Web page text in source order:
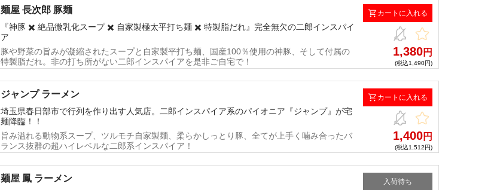
カートに入れる
麺屋 長次郎 豚麺
『神豚 ✖️ 絶品微乳化スープ ✖️ 自家製極太平打ち麺 ✖️ 特製脂だれ』完全無欠の二郎インスパイ
ア
豚や野菜の旨みが凝縮されたスープと自家製平打ち麺、国産100％使用の神豚、そして付属の
特製脂だれ。非の打ち所がない二郎インスパイアを是非ご自宅で！
1,380円
(税込1,490円)
カートに入れる
ジャンプ ラーメン
埼玉県春日部市で行列を作り出す人気店。二郎インスパイア系のパイオニア『ジャンプ』が宅
麺降臨！！
旨み溢れる動物系スープ、ツルモチ自家製麺、柔らかしっとり豚、全てが上手く噛み合ったバ
ランス抜群の超ハイレベルな二郎系インスパイア！
1,400円
(税込1,512円)
入荷待ち
麺屋 鳳 ラーメン